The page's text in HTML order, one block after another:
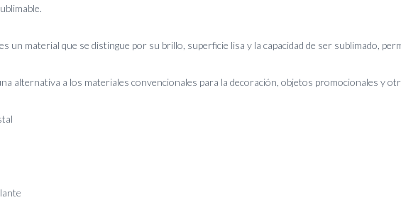
un material que se distingue por su brillo, superficie lisa y la capacidad de ser sublimado,
alternativa a los materiales convencionales para la decoración, objetos promocionales y